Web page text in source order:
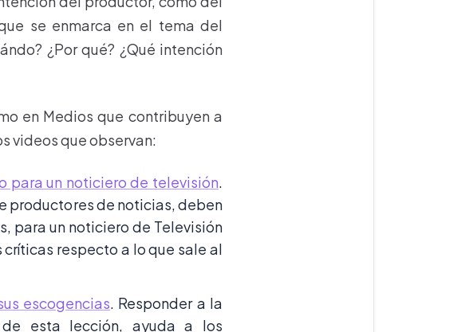
se enmarca en el tema del
¿Por qué? ¿Qué intención
en Medios que contribuyen a
videos que observan:
para un noticiero de televisión.
productores de noticias, deben
para un noticiero de Televisión
respecto a lo que sale al
escogencias. Responder a la
esta lección, ayuda a los